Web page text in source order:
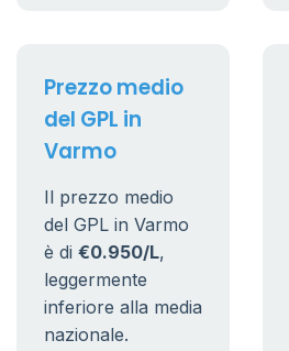
Prezzo medio
del GPL in
Varmo
Il prezzo medio
del GPL in Varmo
è di €0.950/L,
leggermente
inferiore alla media
nazionale.